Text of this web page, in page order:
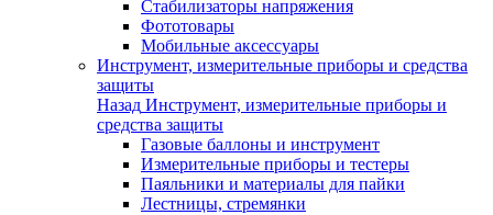
Стабилизаторы напряжения
Фототовары
Мобильные аксессуары
Инструмент, измерительные приборы и средства
защиты
Назад Инструмент, измерительные приборы и
средства защиты
Газовые баллоны и инструмент
Измерительные приборы и тестеры
Паяльники и материалы для пайки
Лестницы, стремянки